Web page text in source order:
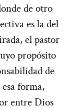
de otro
es la del
el pastor
propósito
de
forma,
entre Dios